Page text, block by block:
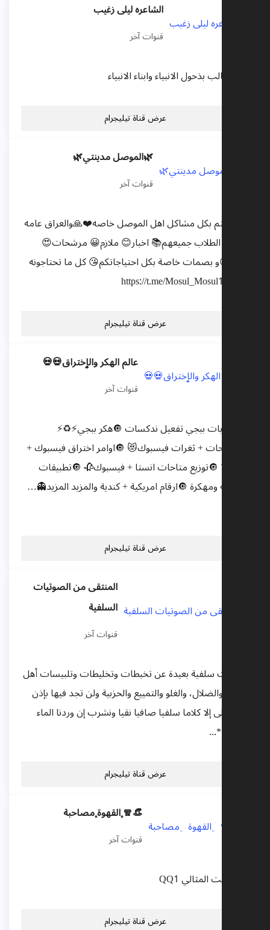
الشاعره ليلى زغيب
قنوات آخر
اين الطالب بذحول الانبياء وابناء الانبياء
عرض قناة تيليجرام
🌿الموصل مدينتي🌿
قنوات آخر
قناة تهتم بكل مشاكل اهل الموصل خاصه❤️🙏والعراق عامه
💛😻 و الطلاب جميعهم📚 اخبار😊 ملازم😀 مرشحات😍
ترفيه😉و بصمات خاصة بكل احتياجاتكم😘 كل ما تحتاجونه
عرض قناة تيليجرام
عالم الهكر والٳختراق💀💀
قنوات آخر
🔘حسابات ببجي تفعيل ندكسات 🔘هكر ببجي⚡♻️⚡
🔘شروحات + ثغرات فيسبوك😻 🔘اوامر اختراق فيسبوك +
ببجي☠️ 🔘توزيع متاحات انستا + فيسبوك🥀 🔘تطبيقات
مدفوعه ومهكرة 🔘ارقام امريكية + كندية والمزيد المزيد👻…
عرض قناة تيليجرام
المنتقى من الصوتيات
السلفية
قنوات آخر
صوتيات سلفية بعيدة عن تخبطات وتخليطات وتلبيسات أهل
الجهل والضلال، والغلو والتمييع والحزبية ولن تجد فيها بإذن
الله تعالى إلا كلاما سلفيا صافيا نقيا ونشرب إن وردنا الماء
صفوا **...
عرض قناة تيليجرام
👒🧣 ﮼القهوة ﮼مصاحبة
قنوات آخر
كود الزيت المثالي QQ1
عرض قناة تيليجرام